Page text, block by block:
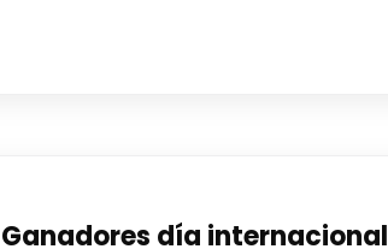
Ganadores día internacional